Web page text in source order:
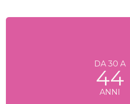
DA 30 A
44
ANNI